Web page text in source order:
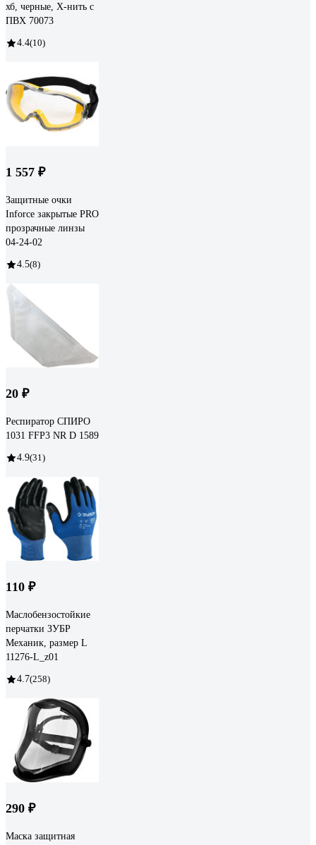
хб, черные, Х-нить с
ПВХ 70073
4.4(10)
1 557 ₽
Защитные очки
Inforce закрытые PRO
прозрачные линзы
04-24-02
4.5(8)
20 ₽
Респиратор СПИРО
1031 FFP3 NR D 1589
4.9(31)
110 ₽
Маслобензостойкие
перчатки ЗУБР
Механик, размер L
11276-L_z01
4.7(258)
290 ₽
Маска защитная